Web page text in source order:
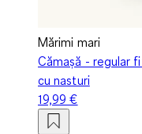
Mărimi mari
Cămașă - regular
cu nasturi
19,99 €